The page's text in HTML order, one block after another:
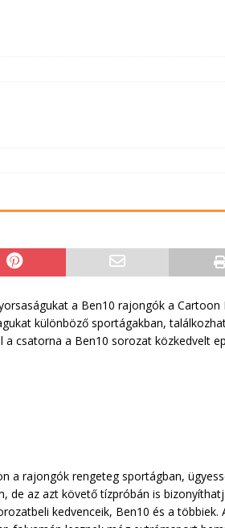
a Ben10 rajongók a
különböző sportágakban,
csatorna a Ben10 sorozat közkedvelt
a rajongók rengeteg sportágban,
az azt követő tízpróbán is
kedvenceik, Ben10 és a